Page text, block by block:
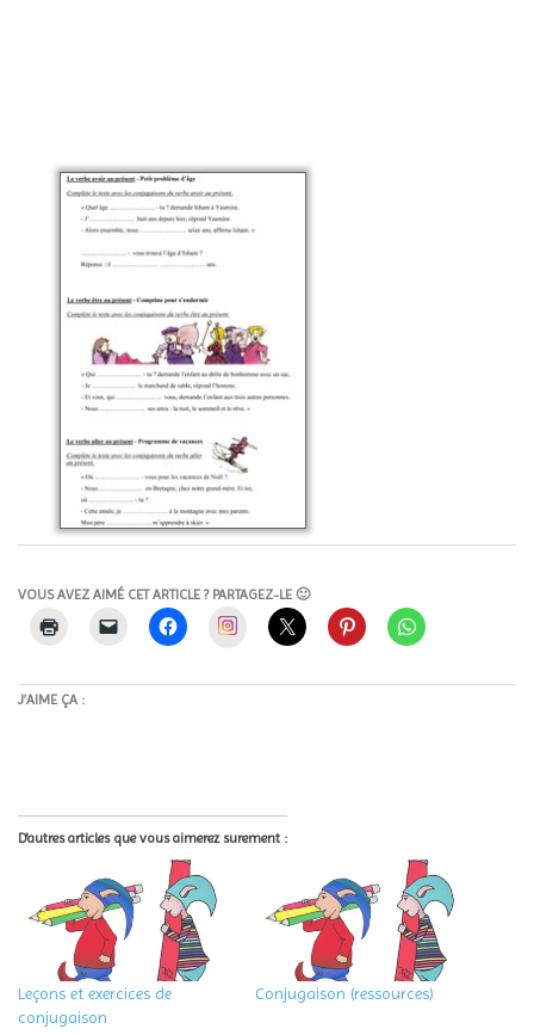
VOUS AVEZ AIMÉ CET ARTICLE ? PARTAGEZ-LE 🙂
Instagram
J’AIME ÇA :
D'autres articles que vous aimerez surement :
Leçons et exercices de
conjugaison
Conjugaison (ressources)